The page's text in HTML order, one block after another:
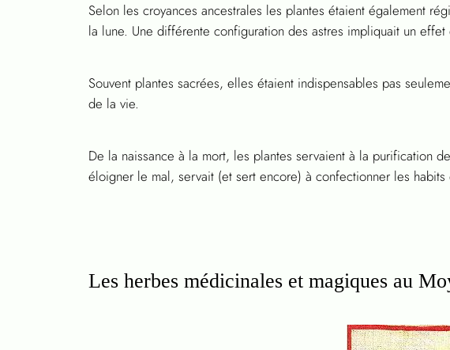
Selon les croyances ancestrales les plantes étaient également
la lune. Une différente configuration des astres impliquait un
Souvent plantes sacrées, elles étaient indispensables pas
de la vie.
De la naissance à la mort, les plantes servaient à la purification
éloigner le mal, servait (et sert encore) à confectionner les
Les herbes médicinales et magiques au